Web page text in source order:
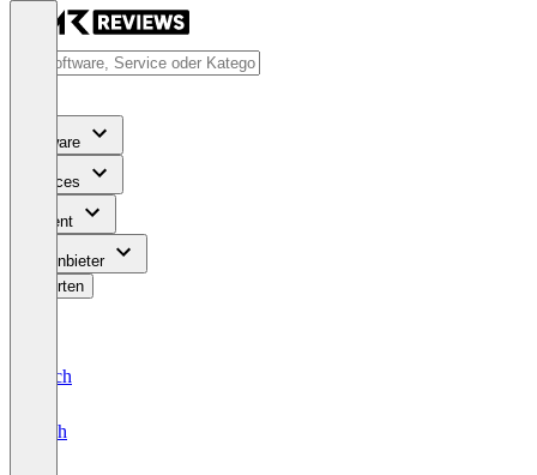
Software
Services
Content
Für Anbieter
Bewerten
Deutsch
English